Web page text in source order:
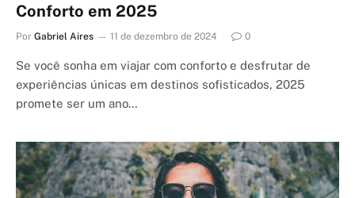
Conforto em 2025
Por Gabriel Aires 11 de dezembro de 2024 0
Se você sonha em viajar com conforto e desfrutar de
experiências únicas em destinos sofisticados, 2025
promete ser um ano…